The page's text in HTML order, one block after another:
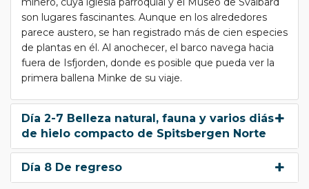
son lugares fascinantes. Aunque en los alrededores
parece austero, se han registrado más de cien especies
de plantas en él. Al anochecer, el barco navega hacia
fuera de Isfjorden, donde es posible que pueda ver la
primera ballena Minke de su viaje.
Día 2-7 Belleza natural, fauna y varios diás
de hielo compacto de Spitsbergen Norte
Día 8 De regreso